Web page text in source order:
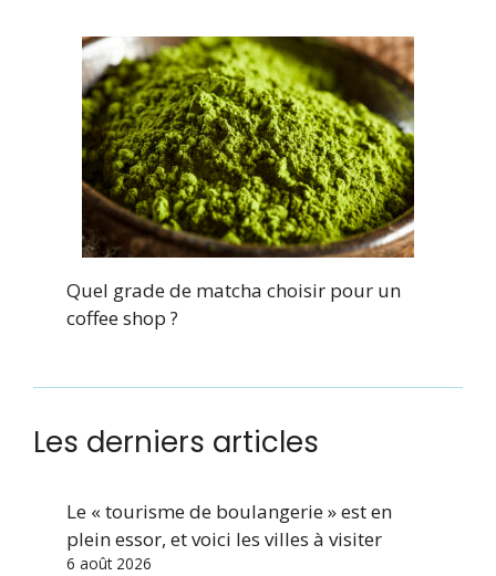
Quel grade de matcha choisir pour un
coffee shop ?
Les derniers articles
Le « tourisme de boulangerie » est en
plein essor, et voici les villes à visiter
6 août 2026